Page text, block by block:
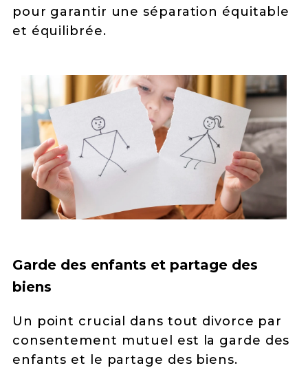
pour garantir une séparation équitable
et équilibrée.
Garde des enfants et partage des
biens
Un point crucial dans tout divorce par
consentement mutuel est la garde des
enfants et le partage des biens.